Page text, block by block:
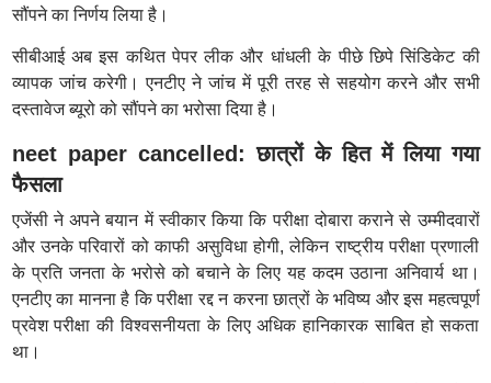
सौंपने का निर्णय लिया है।
सीबीआई अब इस कथित पेपर लीक और धांधली के पीछे छिपे सिंडिकेट की
व्यापक जांच करेगी। एनटीए ने जांच में पूरी तरह से सहयोग करने और सभी
दस्तावेज ब्यूरो को सौंपने का भरोसा दिया है।
neet paper cancelled: छात्रों के हित में लिया गया
फैसला
एजेंसी ने अपने बयान में स्वीकार किया कि परीक्षा दोबारा कराने से उम्मीदवारों
और उनके परिवारों को काफी असुविधा होगी, लेकिन राष्ट्रीय परीक्षा प्रणाली
के प्रति जनता के भरोसे को बचाने के लिए यह कदम उठाना अनिवार्य था।
एनटीए का मानना है कि परीक्षा रद्द न करना छात्रों के भविष्य और इस महत्वपूर्ण
प्रवेश परीक्षा की विश्वसनीयता के लिए अधिक हानिकारक साबित हो सकता
था।